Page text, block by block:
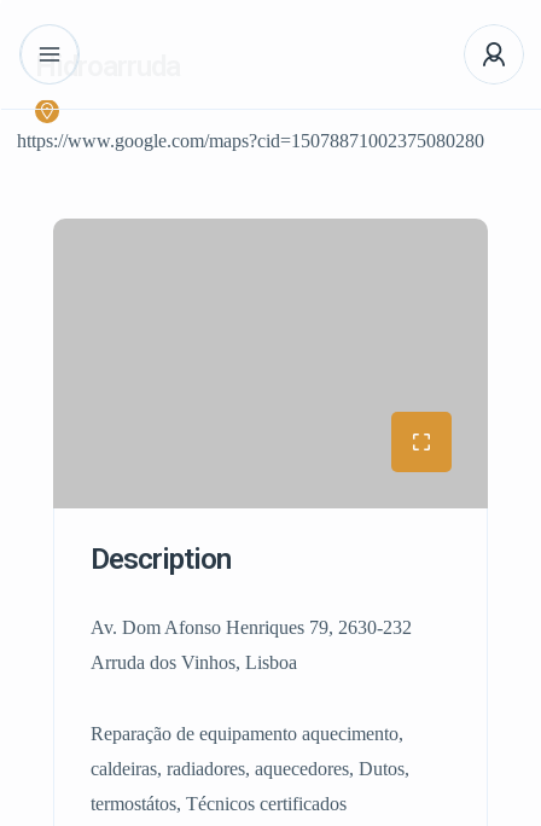
Hidroarruda
https://www.google.com/maps?cid=15078871002375080280
Description
Av. Dom Afonso Henriques 79, 2630-232
Arruda dos Vinhos, Lisboa
Reparação de equipamento aquecimento,
caldeiras, radiadores, aquecedores, Dutos,
termostátos, Técnicos certificados